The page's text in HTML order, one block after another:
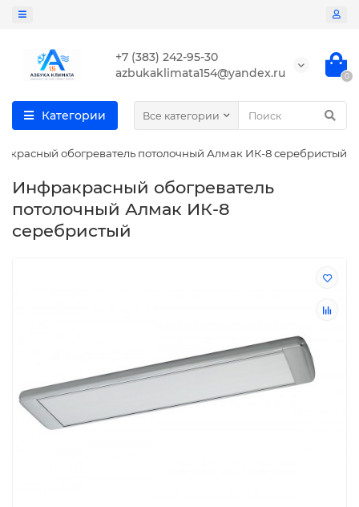
+7 (383) 242-95-30
azbukaklimata154@yandex.ru
0
Категории Все категории
обогреватель потолочный Алмак ИК-8 серебристый
Инфракрасный обогреватель
потолочный Алмак ИК-8
серебристый